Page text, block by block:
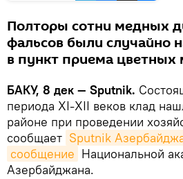
Полторы сотни медных
фальсов были случайно
в пункт приема цветных
БАКУ, 8 дек — Sputnik.
периода XI-XII веков клад
районе при проведении
сообщает Sputnik
сообщение Национальной
Азербайджана.